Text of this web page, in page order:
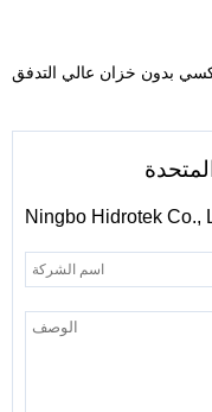
تصفية المياه بالتناضح العكسي بدون خزان عالي التدفق
Ningbo Hidrotek Co.,